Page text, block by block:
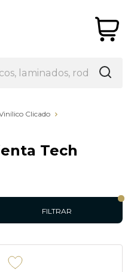
Clicado
Tech
FILTRAR